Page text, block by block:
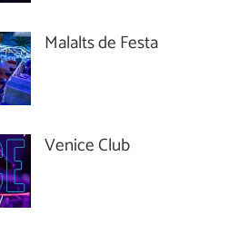
Malalts de Festa
Venice Club